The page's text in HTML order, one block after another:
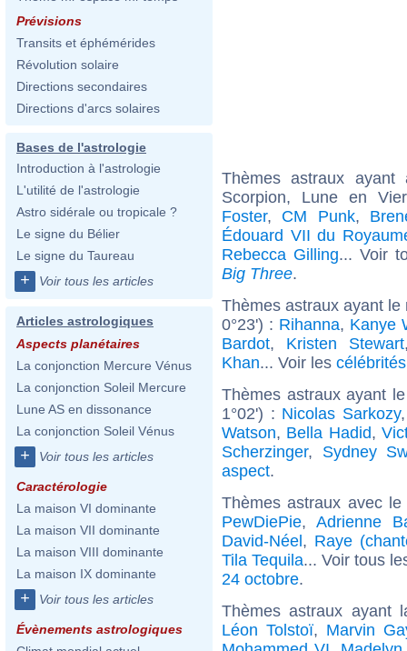
Prévisions
Transits et éphémérides
Révolution solaire
Directions secondaires
Directions d'arcs solaires
Bases de l'astrologie
Introduction à l'astrologie
L'utilité de l'astrologie
Astro sidérale ou tropicale ?
Le signe du Bélier
Le signe du Taureau
+ Voir tous les articles
Articles astrologiques
Aspects planétaires
La conjonction Mercure Vénus
La conjonction Soleil Mercure
Lune AS en dissonance
La conjonction Soleil Vénus
+ Voir tous les articles
Caractérologie
La maison VI dominante
La maison VII dominante
La maison VIII dominante
La maison IX dominante
+ Voir tous les articles
Évènements astrologiques
Thèmes astraux
Scorpion, Lune en
Foster, CM Punk,
Édouard VII du
Rebecca Gilling... Voir
Big Three.
Thèmes astraux ayant
0°23') : Rihanna, Kanye
Bardot, Kristen Stewart
Khan... Voir les
Thèmes astraux ayant
1°02') : Nicolas Sarkozy
Watson, Bella Hadid,
Scherzinger, Sydney
aspect.
Thèmes astraux avec
PewDiePie,Adrienne
David-Néel, Raye
Tila Tequila... Voir tous
24 octobre.
Thèmes astraux
Léon Tolstoï, Marvin